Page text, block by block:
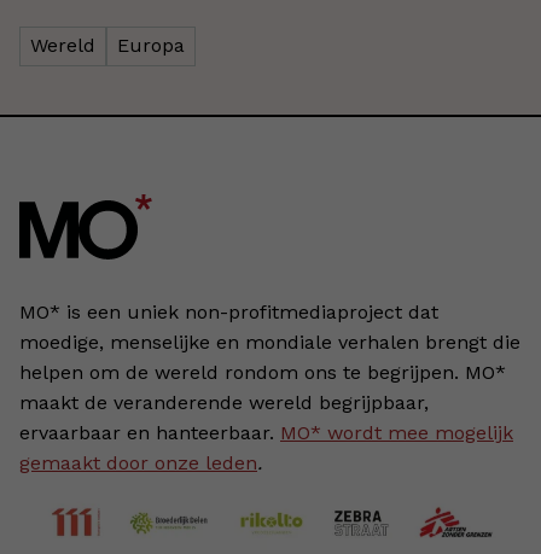
Wereld Europa
MO* is een uniek non-profitmediaproject dat
moedige, menselijke en mondiale verhalen brengt die
helpen om de wereld rondom ons te begrijpen. MO*
maakt de veranderende wereld begrijpbaar,
ervaarbaar en hanteerbaar. MO* wordt mee mogelijk
gemaakt door onze leden.